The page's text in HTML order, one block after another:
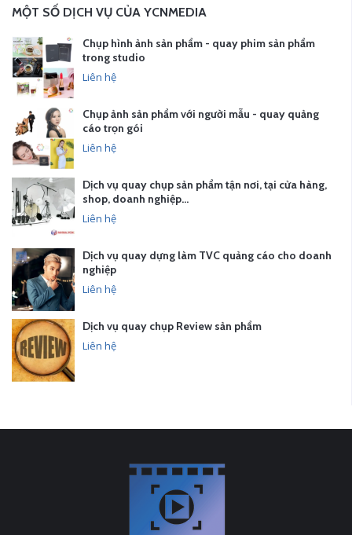
MỘT SỐ DỊCH VỤ CỦA YCNMEDIA
Chụp hình ảnh sản phẩm - quay phim sản phẩm
trong studio
Liên hệ
Chụp ảnh sản phẩm với người mẫu - quay quảng
cáo trọn gói
Liên hệ
Dịch vụ quay chụp sản phẩm tận nơi, tại cửa hàng,
shop, doanh nghiệp…
Liên hệ
Dịch vụ quay dựng làm TVC quảng cáo cho doanh
nghiệp
Liên hệ
Dịch vụ quay chụp Review sản phẩm
Liên hệ